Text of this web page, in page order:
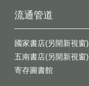
流通管道
國家書店(另開新視窗)
五南書店(另開新視窗)
寄存圖書館